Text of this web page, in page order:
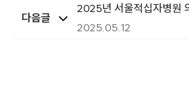
다음글
2025년 서울적십자병원
(1~6그룹) 구매 입찰공고
2025.05.12